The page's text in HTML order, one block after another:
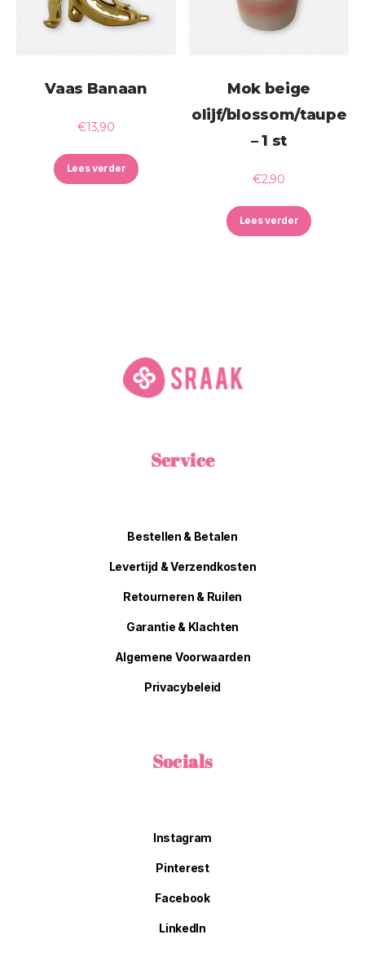
Vaas Banaan
€13,90
Lees verder
Mok beige
olijf/blossom/taupe
– 1 st
€2,90
Lees verder
Service
Bestellen & Betalen
Levertijd & Verzendkosten
Retourneren & Ruilen
Garantie & Klachten
Algemene Voorwaarden
Privacybeleid
Socials
Instagram
Pinterest
Facebook
LinkedIn